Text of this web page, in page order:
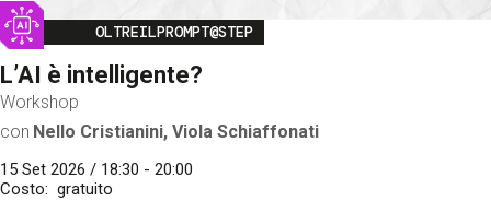
Image
OLTREILPROMPT@STEP
L’AI è intelligente?
Workshop
con Nello Cristianini, Viola Schiaffonati
15 Set 2026 / 18:30 - 20:00
Costo
gratuito